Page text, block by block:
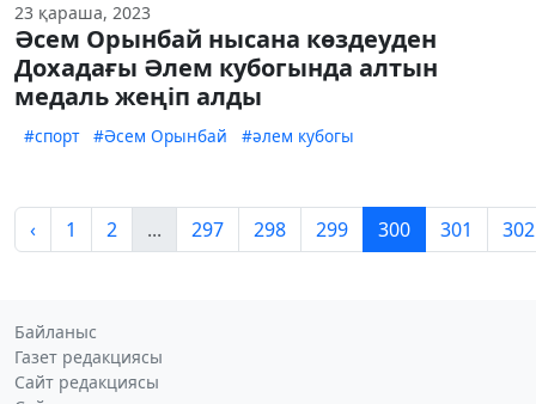
23 қараша, 2023
Әсем Орынбай нысана көздеуден
Дохадағы Әлем кубогында алтын
медаль жеңіп алды
#спорт #Әсем Орынбай #әлем кубогы
‹ 1 2 ... 297 298 299 300 301 302
Байланыс
Газет редакциясы
Сайт редакциясы